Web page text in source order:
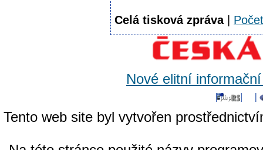
Celá tisková zpráva|
Nové elitní
Tento web site byl vytvořen